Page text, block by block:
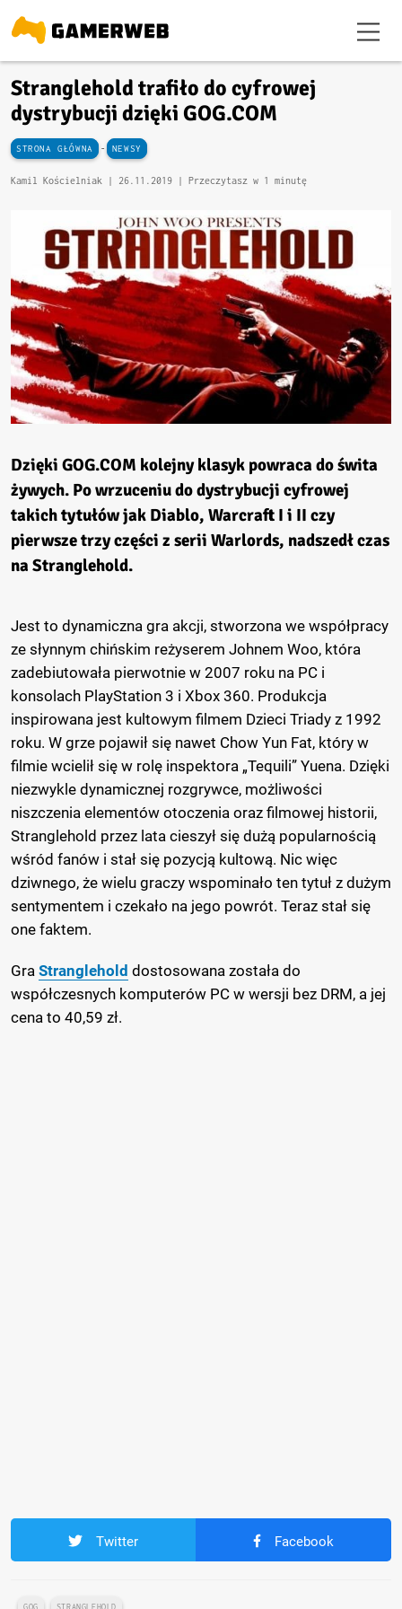
Stranglehold trafiło do cyfrowej
dystrybucji dzięki GOG.COM
STRONA GŁÓWNA - NEWSY
Kamil Kościelniak | 26.11.2019 | Przeczytasz w 1 minutę
Dzięki GOG.COM kolejny klasyk powraca do świta
żywych. Po wrzuceniu do dystrybucji cyfrowej
takich tytułów jak Diablo, Warcraft I i II czy
pierwsze trzy części z serii Warlords, nadszedł czas
na Stranglehold.
Jest to dynamiczna gra akcji, stworzona we współpracy
ze słynnym chińskim reżyserem Johnem Woo, która
zadebiutowała pierwotnie w 2007 roku na PC i
konsolach PlayStation 3 i Xbox 360. Produkcja
inspirowana jest kultowym filmem Dzieci Triady z 1992
roku. W grze pojawił się nawet Chow Yun Fat, który w
filmie wcielił się w rolę inspektora „Tequili” Yuena. Dzięki
niezwykle dynamicznej rozgrywce, możliwości
niszczenia elementów otoczenia oraz filmowej historii,
Stranglehold przez lata cieszył się dużą popularnością
wśród fanów i stał się pozycją kultową. Nic więc
dziwnego, że wielu graczy wspominało ten tytuł z dużym
sentymentem i czekało na jego powrót. Teraz stał się
one faktem.
Gra Stranglehold dostosowana została do
współczesnych komputerów PC w wersji bez DRM, a jej
cena to 40,59 zł.
Twitter Facebook